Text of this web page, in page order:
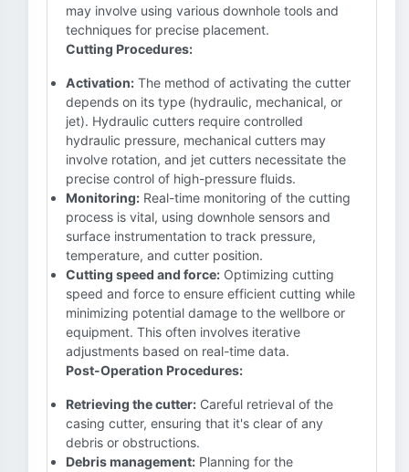
may involve using various downhole tools and
techniques for precise placement.
Cutting Procedures:
Activation: The method of activating the cutter
depends on its type (hydraulic, mechanical, or
jet). Hydraulic cutters require controlled
hydraulic pressure, mechanical cutters may
involve rotation, and jet cutters necessitate the
precise control of high-pressure fluids.
Monitoring: Real-time monitoring of the cutting
process is vital, using downhole sensors and
surface instrumentation to track pressure,
temperature, and cutter position.
Cutting speed and force: Optimizing cutting
speed and force to ensure efficient cutting while
minimizing potential damage to the wellbore or
equipment. This often involves iterative
adjustments based on real-time data.
Post-Operation Procedures:
Retrieving the cutter: Careful retrieval of the
casing cutter, ensuring that it's clear of any
debris or obstructions.
Debris management: Planning for the